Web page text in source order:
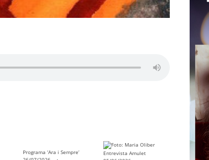
Programa ‘Ara i Sempre’
Entrevista Amulet